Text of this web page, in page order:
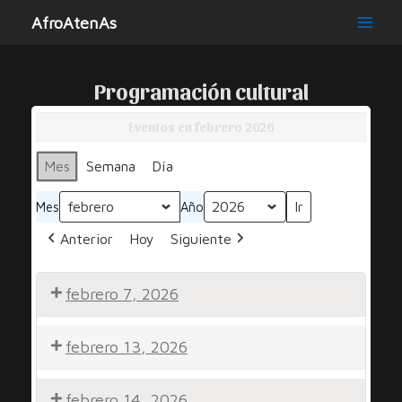
AfroAtenAs
Programación cultural
Mes Semana Día
Mes Año
Anterior Hoy Siguiente
febrero 7, 2026
por
Diversidad
febrero 13, 2026